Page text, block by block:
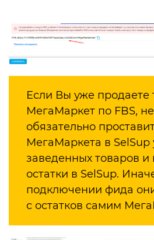
Если Вы уже продаете
МегаМаркет по FBS,
обязательно
МегаМаркета в SelSup
заведенных товаров и
остатки в SelSup.
подключении фида
с остатков самим